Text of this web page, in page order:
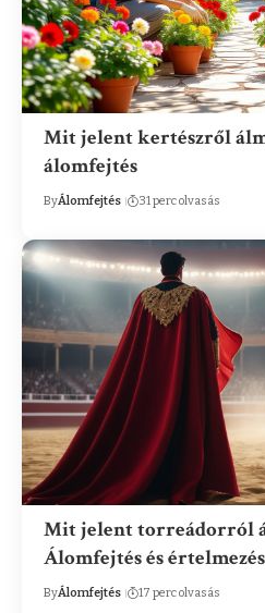
Mit jelent kertészről
álomfejtés
ByÁlomfejtés 31 perc olvasás
Mit jelent torreádorról
Álomfejtés és értelmezés
ByÁlomfejtés 17 perc olvasás